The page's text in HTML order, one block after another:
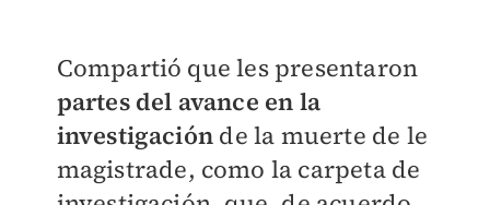
Compartió que les presentaron
partes del avance en la
investigación de la muerte de le
magistrade, como la carpeta de